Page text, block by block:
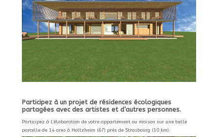
Participez à un projet de résidences écologiques
partagées avec des artistes et d’autres personnes.
Participez à l’élaboration de votre appartement ou maison sur une belle
parcelle de 14 ares à Holtzheim (67) près de Strasbourg (10 km).